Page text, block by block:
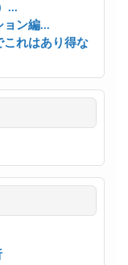
...
ン編...
れはあり得な